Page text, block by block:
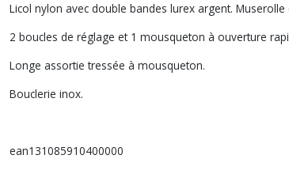
Licol nylon avec double bandes lurex argent.
2 boucles de réglage et 1 mousqueton à ouverture
Longe assortie tressée à mousqueton.
Bouclerie inox.
ean131085910400000